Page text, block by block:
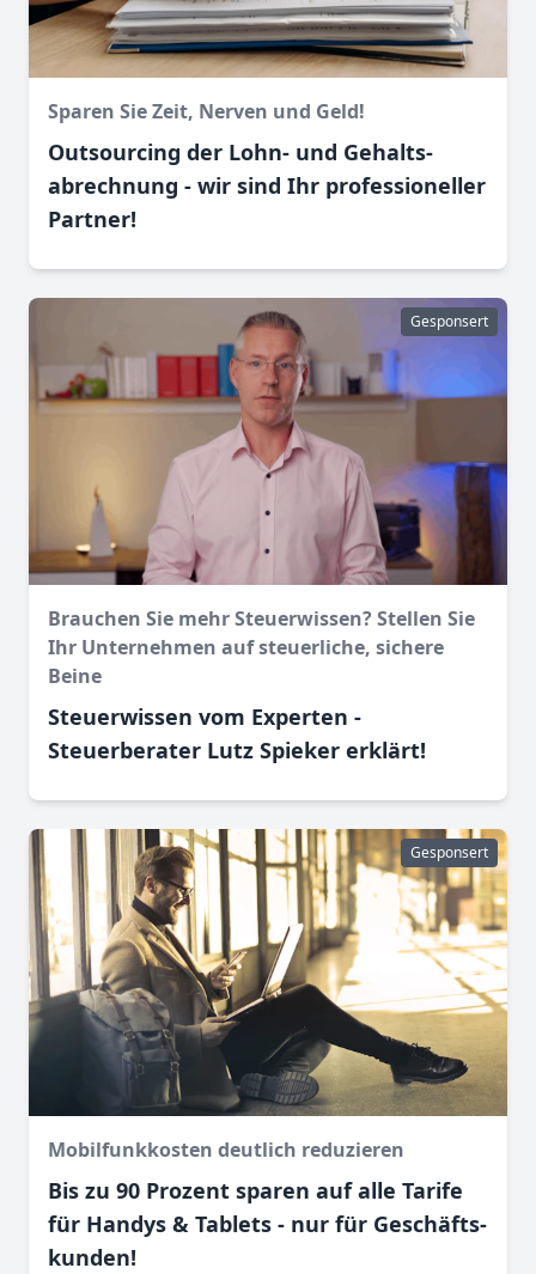
Sparen Sie Zeit, Nerven und Geld!
Outsourcing der Lohn- und Gehalts­
abrechnung - wir sind Ihr professioneller
Partner!
Gesponsert
Brauchen Sie mehr Steuerwissen? Stellen Sie
Ihr Unternehmen auf steuerliche, sichere
Beine
Steuerwissen vom Experten -
Steuerberater Lutz Spieker erklärt!
Gesponsert
Mobilfunkkosten deutlich reduzieren
Bis zu 90 Prozent sparen auf alle Tarife
für Handys & Tablets - nur für Geschäfts­
kunden!